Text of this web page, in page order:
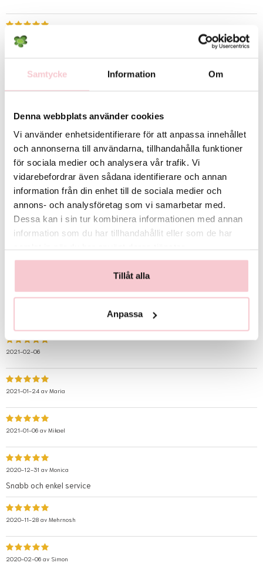
Samtycke Information Om
Denna webbplats använder cookies
Vi använder enhetsidentifierare för att anpassa innehållet
och annonserna till användarna, tillhandahålla funktioner
för sociala medier och analysera vår trafik. Vi
vidarebefordrar även sådana identifierare och annan
information från din enhet till de sociala medier och
annons- och analysföretag som vi samarbetar med.
Dessa kan i sin tur kombinera informationen med annan
information som du har tillhandahållit eller som de har
Tillåt alla
Anpassa
2023-01-19 av
2023-01-07 avLena
2022-06-07 avHanna
2021-12-11
2021-07-10 av Carol
2021-02-06
2021-01-24 av Maria
2021-01-06 av Mikael
2020-12-31 av Monica
Snabb och enkel service
2020-11-28 av Mehrnosh
2020-02-06 av Simon